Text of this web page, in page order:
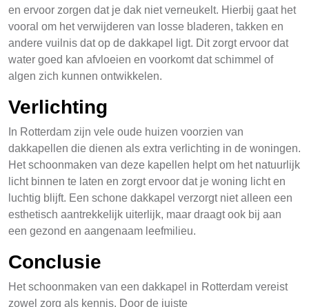
en ervoor zorgen dat je dak niet verneukelt. Hierbij gaat het
vooral om het verwijderen van losse bladeren, takken en
andere vuilnis dat op de dakkapel ligt. Dit zorgt ervoor dat
water goed kan afvloeien en voorkomt dat schimmel of
algen zich kunnen ontwikkelen.
Verlichting
In Rotterdam zijn vele oude huizen voorzien van
dakkapellen die dienen als extra verlichting in de woningen.
Het schoonmaken van deze kapellen helpt om het natuurlijk
licht binnen te laten en zorgt ervoor dat je woning licht en
luchtig blijft. Een schone dakkapel verzorgt niet alleen een
esthetisch aantrekkelijk uiterlijk, maar draagt ook bij aan
een gezond en aangenaam leefmilieu.
Conclusie
Het schoonmaken van een dakkapel in Rotterdam vereist
zowel zorg als kennis. Door de juiste